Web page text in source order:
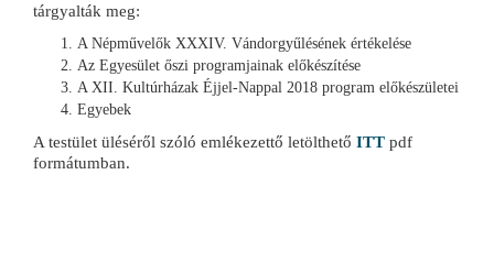
tárgyalták meg:
A Népművelők XXXIV. Vándorgyűlésének értékelése
Az Egyesület őszi programjainak előkészítése
A XII. Kultúrházak Éjjel-Nappal 2018 program előkészületei
Egyebek
A testület üléséről szóló emlékezettő letölthető ITT pdf
formátumban.